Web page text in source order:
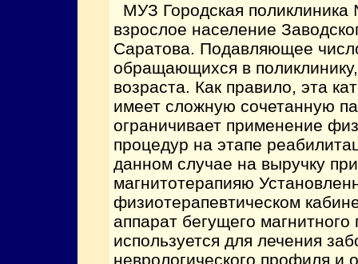
МУЗ Городская
взрослое население
Саратова. Подавляющее
обращающихся в
возраста. Как правило, эта
имеет сложную сочетанную
ограничивает применение
процедур на этапе
данном случае на выручку
магнитотерапияю
физиотерапевтическом
аппарат бегущего магнитного
используется для лечения
неврологического профиля и